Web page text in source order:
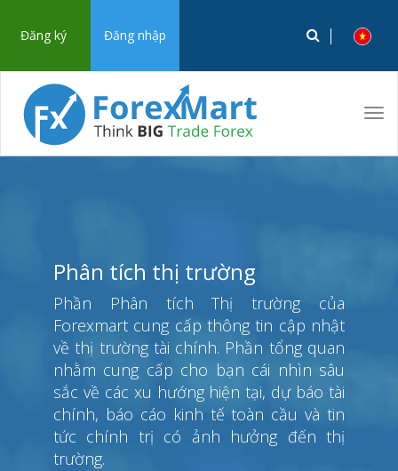
Đăng ký Đăng nhập
Phân tích thị trường
Phần Phân tích Thị trường của
Forexmart cung cấp thông tin cập nhật
về thị trường tài chính. Phần tổng quan
nhằm cung cấp cho bạn cái nhìn sâu
sắc về các xu hướng hiện tại, dự báo tài
chính, báo cáo kinh tế toàn cầu và tin
tức chính trị có ảnh hưởng đến thị
trường.